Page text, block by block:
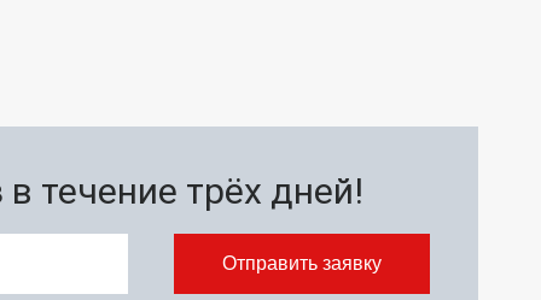
течение трёх дней!